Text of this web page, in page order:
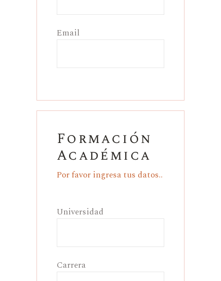
Email
Formación
Académica
Por favor ingresa tus datos..
Universidad
Carrera